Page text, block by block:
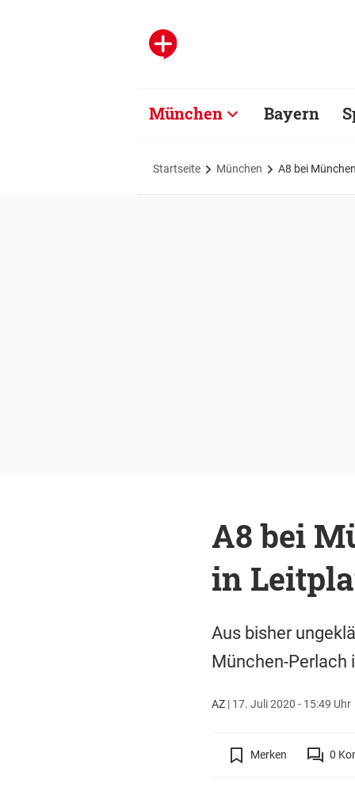
München Bayern
Startseite München A8 bei
A8 bei
in
Aus bisher
München-Perlach
AZ| 17. Juli 2020 - 15:49 Uhr
Merken 0